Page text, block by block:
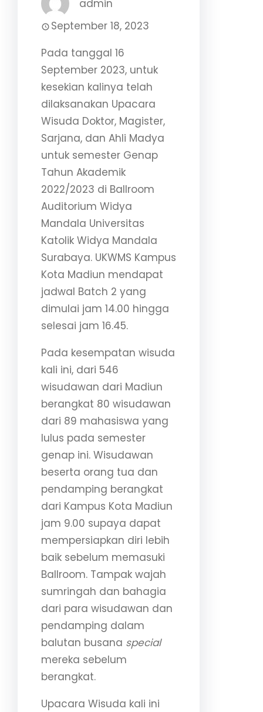
admin
September 18, 2023
Pada tanggal 16
September 2023, untuk
kesekian kalinya telah
dilaksanakan Upacara
Wisuda Doktor, Magister,
Sarjana, dan Ahli Madya
untuk semester Genap
Tahun Akademik
2022/2023 di Ballroom
Auditorium Widya
Mandala Universitas
Katolik Widya Mandala
Surabaya. UKWMS Kampus
Kota Madiun mendapat
jadwal Batch 2 yang
dimulai jam 14.00 hingga
selesai jam 16.45.
Pada kesempatan wisuda
kali ini, dari 546
wisudawan dari Madiun
berangkat 80 wisudawan
dari 89 mahasiswa yang
lulus pada semester
genap ini. Wisudawan
beserta orang tua dan
pendamping berangkat
dari Kampus Kota Madiun
jam 9.00 supaya dapat
mempersiapkan diri lebih
baik sebelum memasuki
Ballroom. Tampak wajah
sumringah dan bahagia
dari para wisudawan dan
pendamping dalam
balutan busana special
mereka sebelum
berangkat.
Upacara Wisuda kali ini